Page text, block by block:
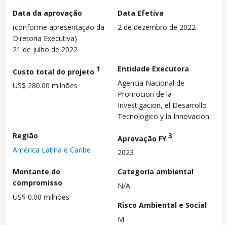
Data da aprovação
(conforme apresentação da
Diretoria Executiva)
21 de julho de 2022
Data Efetiva
2 de dezembro de 2022
Custo total do projeto 1
US$ 280.00 milhões
Entidade Executora
Agencia Nacional de
Promocion de la
Investigacion, el Desarrollo
Tecnologico y la Innovacion
Região
América Latina e Caribe
Aprovação FY3
2023
Montante do
compromisso
US$ 0.00 milhões
Categoria ambiental
N/A
Risco Ambiental e Social
M